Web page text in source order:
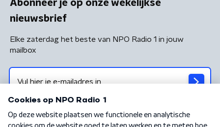
Abonneer je op onze wekelijkse
nieuwsbrief
Elke zaterdag het beste van NPO Radio 1 in jouw
mailbox